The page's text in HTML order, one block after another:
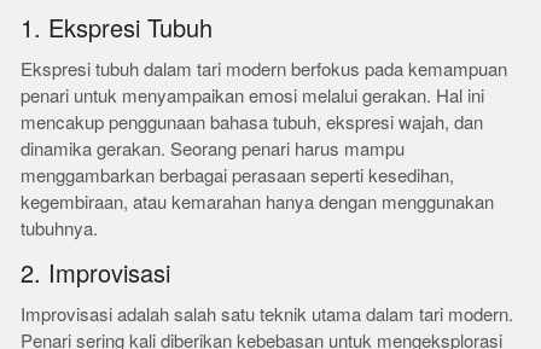
1. Ekspresi Tubuh
Ekspresi tubuh dalam tari modern berfokus pada kemampuan
penari untuk menyampaikan emosi melalui gerakan. Hal ini
mencakup penggunaan bahasa tubuh, ekspresi wajah, dan
dinamika gerakan. Seorang penari harus mampu
menggambarkan berbagai perasaan seperti kesedihan,
kegembiraan, atau kemarahan hanya dengan menggunakan
tubuhnya.
2. Improvisasi
Improvisasi adalah salah satu teknik utama dalam tari modern.
Penari sering kali diberikan kebebasan untuk mengeksplorasi